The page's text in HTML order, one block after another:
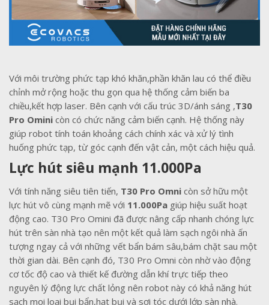
Với môi trường phức tạp khó khăn,phần khăn lau có thể điều
chỉnh mở rộng hoặc thu gọn qua hệ thống cảm biến ba
chiều,kết hợp laser. Bên cạnh với cấu trúc 3D/ánh sáng ,T30
Pro Omini còn có chức năng cảm biến cạnh. Hệ thống này
giúp robot tính toán khoảng cách chính xác và xử lý tình
huống phức tạp, từ góc cạnh đến vật cản, một cách hiệu quả.
Lực hút siêu mạnh 11.000Pa
Với tính năng siêu tiên tiến, T30 Pro Omni còn sở hữu một
lực hút vô cùng mạnh mẽ với 11.000Pa giúp hiệu suất hoạt
động cao. T30 Pro Omini đã được nâng cấp nhanh chóng lực
hút trên sàn nhà tạo nên một kết quả làm sạch ngôi nhà ấn
tượng ngay cả với những vết bẩn bám sâu,bám chặt sau một
thời gian dài. Bên cạnh đó, T30 Pro Omni còn nhờ vào động
cơ tốc độ cao và thiết kế đường dẫn khí trực tiếp theo
nguyên lý động lực chất lỏng nên robot này có khả năng hút
sạch mọi loại bụi bẩn,hạt bụi và sợi tóc dưới lớp sàn nhà.